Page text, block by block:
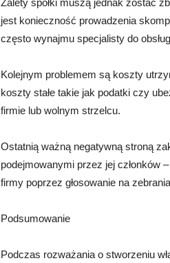
Zalety spółki muszą jednak zostać
jest konieczność prowadzenia
często wynajmu specjalisty do
Kolejnym problemem są koszty
koszty stałe takie jak podatki czy
firmie lub wolnym strzelcu.
Ostatnią ważną negatywną stroną
podejmowanymi przez jej członków
firmy poprzez głosowanie na
Podsumowanie
Podczas rozważania o stworzeniu